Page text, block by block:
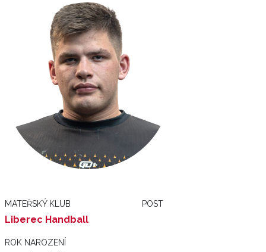
MATEŘSKÝ KLUB
Liberec Handball
POST
ROK NAROZENÍ